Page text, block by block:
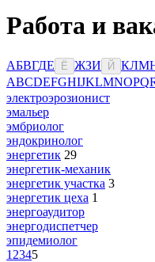
Работа и
АБВГДЕ Ё ЖЗИ Й КЛМ
ABCDEFGHIJKLMNOPQ
электроэрозионист
эмальер
эмбриолог
эндокринолог
энергетик 29
энергетик-механик
энергетик участка 3
энергетик цеха 1
энергоаудитор
энергодиспетчер
эпидемиолог
1 2345